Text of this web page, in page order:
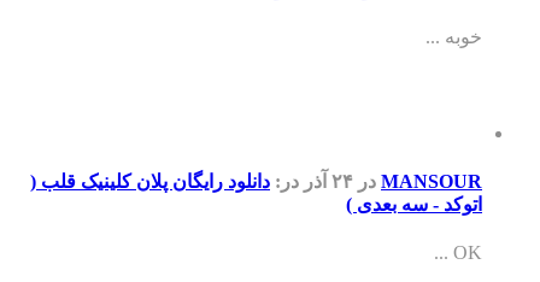
خوبه ...
MANSOUR در ۲۴ آذر در: دانلود رایگان پلان کلینیک قلب (
اتوکد - سه بعدی )
OK ...